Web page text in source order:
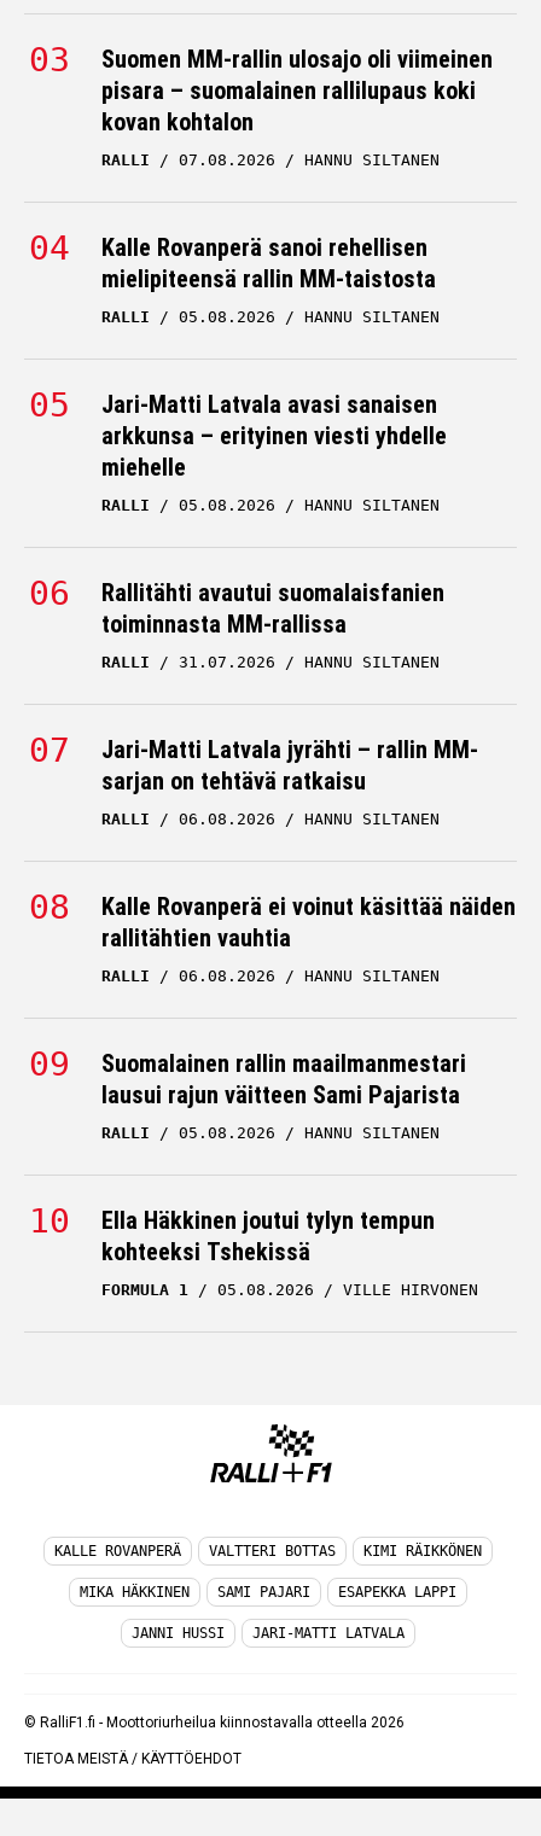
Suomen MM-rallin ulosajo oli viimeinen
pisara – suomalainen rallilupaus koki
kovan kohtalon
RALLI 07.08.2026 HANNU SILTANEN
Kalle Rovanperä sanoi rehellisen
mielipiteensä rallin MM-taistosta
RALLI 05.08.2026 HANNU SILTANEN
Jari-Matti Latvala avasi sanaisen
arkkunsa – erityinen viesti yhdelle
miehelle
RALLI 05.08.2026 HANNU SILTANEN
Rallitähti avautui suomalaisfanien
toiminnasta MM-rallissa
RALLI 31.07.2026 HANNU SILTANEN
Jari-Matti Latvala jyrähti – rallin MM-
sarjan on tehtävä ratkaisu
RALLI 06.08.2026 HANNU SILTANEN
Kalle Rovanperä ei voinut käsittää näiden
rallitähtien vauhtia
RALLI 06.08.2026 HANNU SILTANEN
Suomalainen rallin maailmanmestari
lausui rajun väitteen Sami Pajarista
RALLI 05.08.2026 HANNU SILTANEN
Ella Häkkinen joutui tylyn tempun
kohteeksi Tshekissä
FORMULA 1 05.08.2026 VILLE HIRVONEN
KALLE ROVANPERÄ VALTTERI BOTTAS KIMI RÄIKKÖNEN
MIKA HÄKKINEN SAMI PAJARI ESAPEKKA LAPPI
JANNI HUSSI JARI-MATTI LATVALA
© RalliF1.fi - Moottoriurheilua kiinnostavalla otteella 2026
TIETOA MEISTÄ/ KÄYTTÖEHDOT